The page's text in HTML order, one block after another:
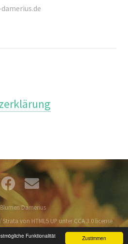
Zustimmen
Funktionalität
Damerius
von HTML5 UP unter CCA 3.0 license